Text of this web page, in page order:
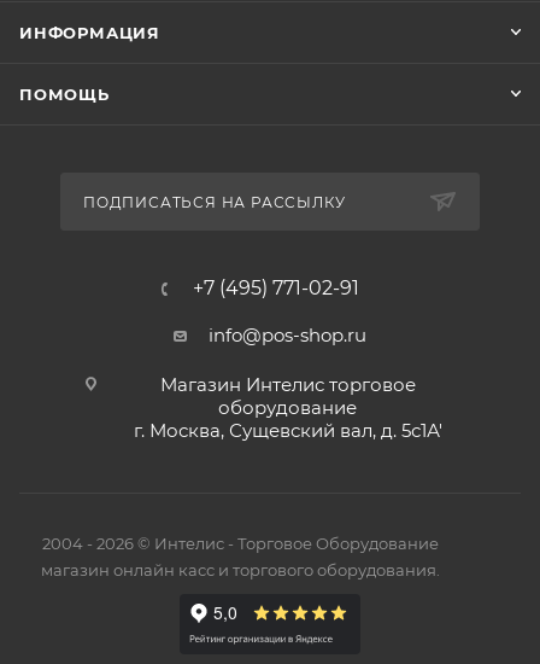
ИНФОРМАЦИЯ
ПОМОЩЬ
ПОДПИСАТЬСЯ НА РАССЫЛКУ
+7 (495) 771-02-91
info@pos-shop.ru
Магазин Интелис торговое
оборудование
г. Москва, Сущевский вал, д. 5с1А'
2004 - 2026 © Интелис - Торговое Оборудование
магазин онлайн касс и торгового оборудования.